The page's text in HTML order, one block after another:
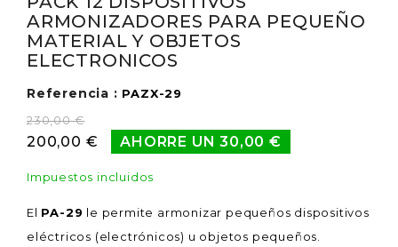
ARMONIZADORES PARA PEQUEÑO
MATERIAL Y OBJETOS
ELECTRONICOS
Referencia : PAZX-29
230,00 €
200,00 € AHORRE UN 30,00 €
Impuestos incluidos
El PA-29 le permite armonizar pequeños dispositivos
eléctricos (electrónicos) u objetos pequeños.